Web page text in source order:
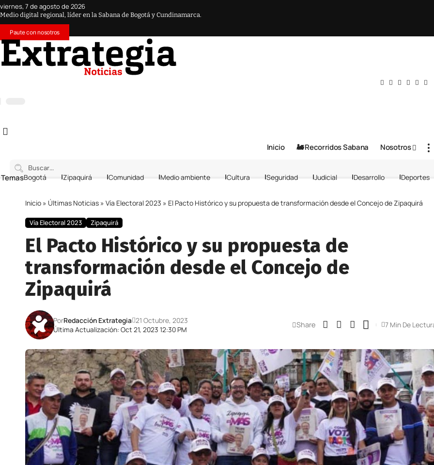
viernes, 7 de agosto de 2026
Medio digital regional, líder en la Sabana de Bogotá y Cundinamarca.
Paute con nosotros
Inicio 🚂 Recorridos Sabana Nosotros
Bogotá Zipaquirá Comunidad Medio ambiente Cultura Seguridad Judicial Desarrollo Deportes
Inicio » Últimas Noticias » Vía Electoral 2023 » El Pacto Histórico y su propuesta de transformación desde el Concejo de Zipaquirá
Vía Electoral 2023 Zipaquirá
El Pacto Histórico y su propuesta de
transformación desde el Concejo de
Zipaquirá
Última Actualización: Oct 21, 2023 12:30 PM
PorRedacción Extrategia 21 Octubre, 2023 Share 7 Min De